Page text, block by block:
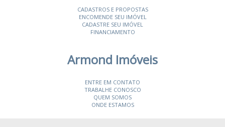
CADASTROS E PROPOSTAS
ENCOMENDE SEU IMÓVEL
CADASTRE SEU IMÓVEL
FINANCIAMENTO
Armond Imóveis
ENTRE EM CONTATO
TRABALHE CONOSCO
QUEM SOMOS
ONDE ESTAMOS